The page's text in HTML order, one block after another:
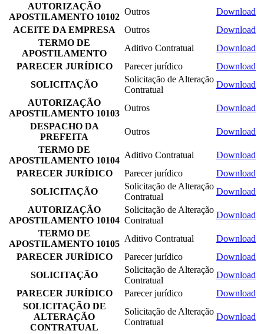
AUTORIZAÇÃO
APOSTILAMENTO 10102
Outros
Download
ACEITE DA EMPRESA
Outros
Download
TERMO DE
APOSTILAMENTO
Aditivo Contratual
Download
PARECER JURÍDICO
Parecer jurídico
Download
SOLICITAÇÃO
Solicitação de Alteração
Contratual
Download
AUTORIZAÇÃO
APOSTILAMENTO 10103
Outros
Download
DESPACHO DA
PREFEITA
Outros
Download
TERMO DE
APOSTILAMENTO 10104
Aditivo Contratual
Download
PARECER JURÍDICO
Parecer jurídico
Download
SOLICITAÇÃO
Solicitação de Alteração
Contratual
Download
AUTORIZAÇÃO
APOSTILAMENTO 10104
Solicitação de Alteração
Contratual
Download
TERMO DE
APOSTILAMENTO 10105
Aditivo Contratual
Download
PARECER JURÍDICO
Parecer jurídico
Download
SOLICITAÇÃO
Solicitação de Alteração
Contratual
Download
PARECER JURÍDICO
Parecer jurídico
Download
SOLICITAÇÃO DE
ALTERAÇÃO
CONTRATUAL
Solicitação de Alteração
Contratual
Download